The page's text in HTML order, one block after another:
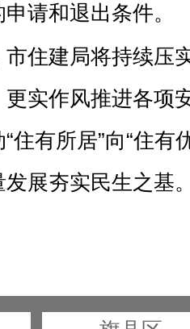
请和退出条件。
市住建局将持续压
更实作风推进各项
住有所居”向“住有
展夯实民生之基